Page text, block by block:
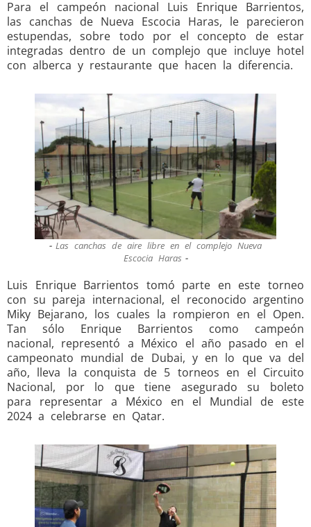
Para el campeón nacional Luis Enrique Barrientos,
las canchas de Nueva Escocia Haras, le parecieron
estupendas, sobre todo por el concepto de estar
integradas dentro de un complejo que incluye hotel
con alberca y restaurante que hacen la diferencia.
Las canchas de aire libre en el complejo Nueva
Escocia Haras
Luis Enrique Barrientos tomó parte en este torneo
con su pareja internacional, el reconocido argentino
Miky Bejarano, los cuales la rompieron en el Open.
Tan sólo Enrique Barrientos como campeón
nacional, representó a México el año pasado en el
campeonato mundial de Dubai, y en lo que va del
año, lleva la conquista de 5 torneos en el Circuito
Nacional, por lo que tiene asegurado su boleto
para representar a México en el Mundial de este
2024 a celebrarse en Qatar.